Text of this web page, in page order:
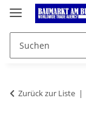
Zurück zur Liste